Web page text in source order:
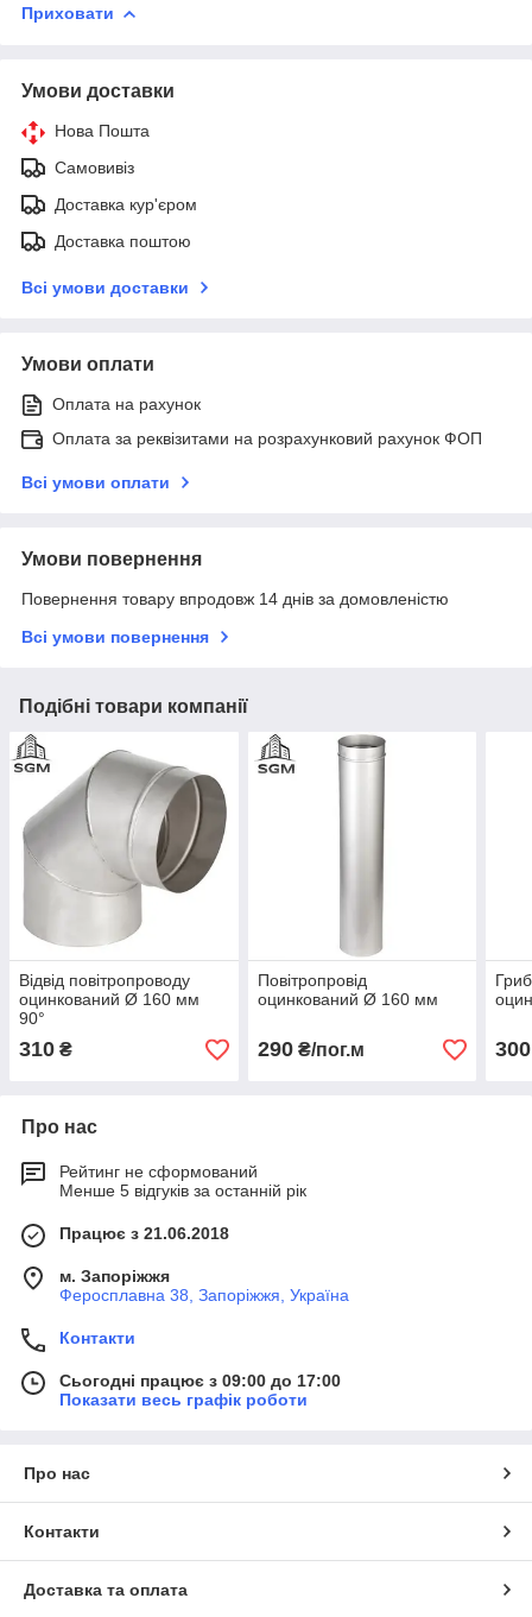
Приховати
Умови доставки
Нова Пошта
Самовивіз
Доставка кур'єром
Доставка поштою
Всі умови доставки
Умови оплати
Оплата на рахунок
Оплата за реквізитами на розрахунковий рахунок ФОП
Всі умови оплати
Умови повернення
Повернення товару впродовж 14 днів за домовленістю
Всі умови повернення
Подібні товари компанії
Відвід повітропроводу
оцинкований Ø 160 мм
90°
310 ₴
Повітропровід
оцинкований Ø 160 мм
290₴/пог.м 300
Про нас
Рейтинг не сформований
Менше 5 відгуків за останній рік
Працює з 21.06.2018
м. Запоріжжя
Феросплавна 38, Запоріжжя, Україна
Контакти
Сьогодні працює з 09:00 до 17:00
Показати весь графік роботи
Про нас
Контакти
Доставка та оплата